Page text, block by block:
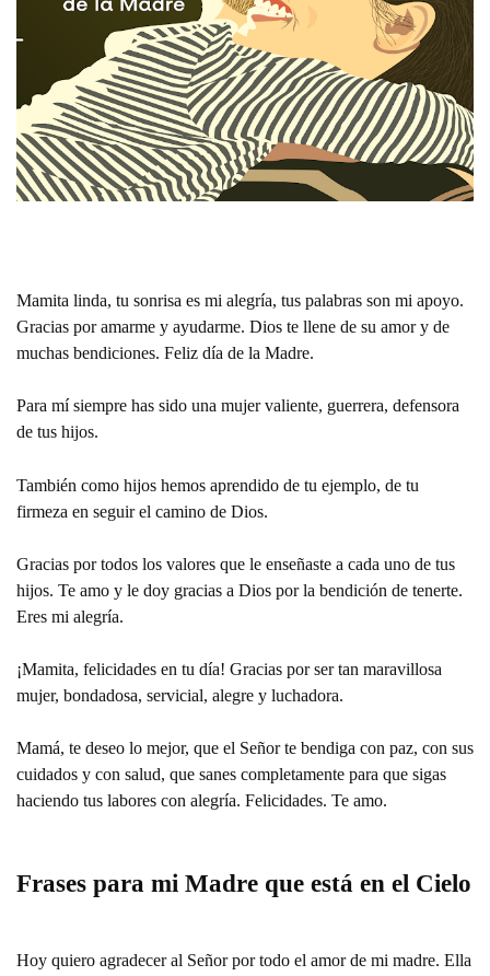
Mamita linda, tu sonrisa es mi alegría, tus palabras son mi apoyo.
Gracias por amarme y ayudarme. Dios te llene de su amor y de
muchas bendiciones. Feliz día de la Madre.
Para mí siempre has sido una mujer valiente, guerrera, defensora
de tus hijos.
También como hijos hemos aprendido de tu ejemplo, de tu
firmeza en seguir el camino de Dios.
Gracias por todos los valores que le enseñaste a cada uno de tus
hijos. Te amo y le doy gracias a Dios por la bendición de tenerte.
Eres mi alegría.
¡Mamita, felicidades en tu día! Gracias por ser tan maravillosa
mujer, bondadosa, servicial, alegre y luchadora.
Mamá, te deseo lo mejor, que el Señor te bendiga con paz, con sus
cuidados y con salud, que sanes completamente para que sigas
haciendo tus labores con alegría. Felicidades. Te amo.
Frases para mi Madre que está en el Cielo
Hoy quiero agradecer al Señor por todo el amor de mi madre. Ella